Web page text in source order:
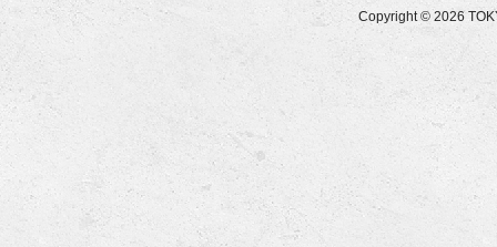
Copyright © 2026